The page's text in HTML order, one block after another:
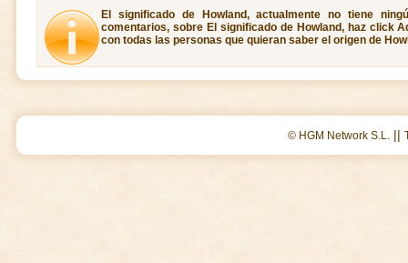
El significado de Howland, actualmente no tiene
comentarios, sobre El significado de Howland, haz click
con todas las personas que quieran saber el origen de
© HGM Network S.L. ||